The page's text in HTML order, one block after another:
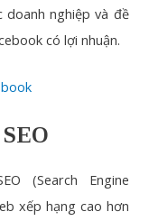
doanh nghiệp và đề
có lợi nhuận.
(Search Engine
xếp hạng cao hơn